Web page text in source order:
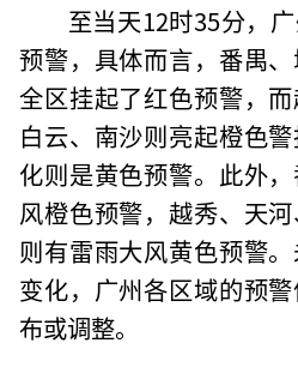
至当天12时35分，
预警，具体而言，番禺
全区挂起了红色预警，而
白云、南沙则亮起橙色
化则是黄色预警。此外
风橙色预警，越秀、天
则有雷雨大风黄色预警
变化，广州各区域的预
布或调整。